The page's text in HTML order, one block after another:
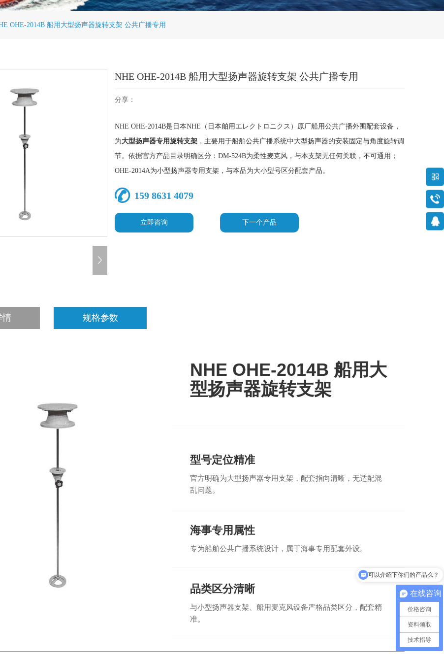
OHE-2014B 船用大型扬声器旋转支架 公共广播专用
NHE OHE-2014B 船用大型扬声器旋转支架 公共广播专用
分享：
NHE OHE-2014B是日本NHE（日本舶用エレクトロニクス）原厂船用公共广播外围配套设备，
为大型扬声器专用旋转支架 ，主要用于船舶公共广播系统中大型扬声器的安装固定与角度旋转调
节。依据官方产品目录明确区分：DM-524B为柔性麦克风，与本支架无任何关联，不可通用；
OHE-2014A为小型扬声器专用支架，与本品为大小型号区分配套产品。
159 8631 4079
立即咨询 下一个产品
情 规格参数
NHE OHE-2014B 船用大
型扬声器旋转支架
型号定位精准
官方明确为大型扬声器专用支架，配套指向清晰，无适配混
乱问题。
海事专用属性
专为船舶公共广播系统设计，属于海事专用配套外设。
品类区分清晰
与小型扬声器支架、船用麦克风设备严格品类区分，配套精
准。
在线咨询
价格咨询
资料领取
技术指导
可以介绍下你们的产品么？